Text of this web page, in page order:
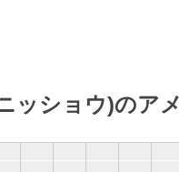
ッショウ)のア